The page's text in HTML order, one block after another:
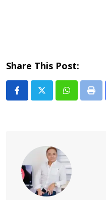
Share This Post:
Whatsapp
Print